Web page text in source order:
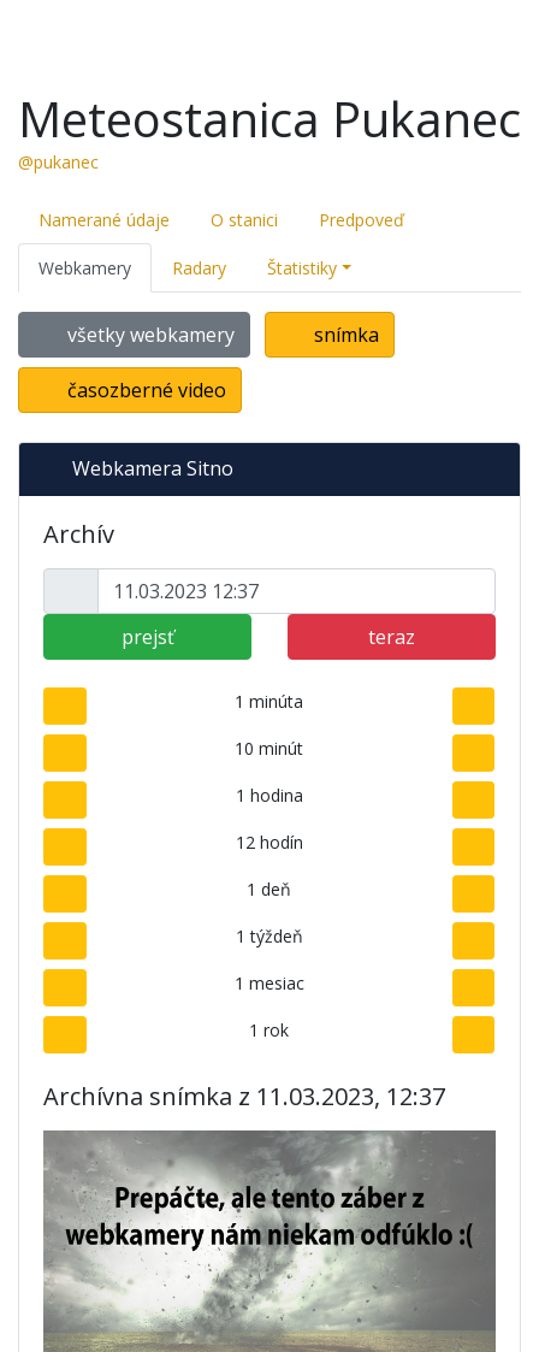
Meteostanica Pukanec
@pukanec
Namerané údaje O stanici Predpoveď
Webkamery Radary Štatistiky
všetky webkamery snímka
časozberné video
Webkamera Sitno
Archív
prejsť teraz
1 minúta
10 minút
1 hodina
12 hodín
1 deň
1 týždeň
1 mesiac
1 rok
Archívna snímka z 11.03.2023, 12:37